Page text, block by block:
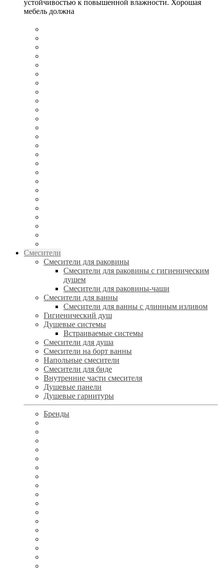
устойчивостью к повышенной влажности. Хорошая
мебель должна
Смесители
Смесители для раковины
Смесители для раковины с гигиеническим
душем
Смесители для раковины-чаши
Смесители для ванны
Смесители для ванны с длинным изливом
Гигиенический душ
Душевые системы
Встраиваемые системы
Смесители для душа
Смесители на борт ванны
Напольные смесители
Смесители для биде
Внутренние части смесителя
Душевые панели
Душевые гарнитуры
Бренды